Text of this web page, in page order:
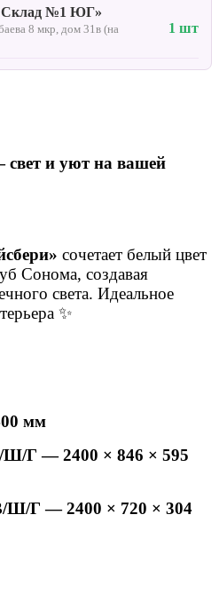
Склад №1 ЮГ»
8 мкр, дом 31в (на
1 шт
и уют на вашей
сочетает белый цвет
Сонома, создавая
света. Идеальное
✨
мм
Г — 2400 × 846 × 595
Ш/Г — 2400 × 720 × 304